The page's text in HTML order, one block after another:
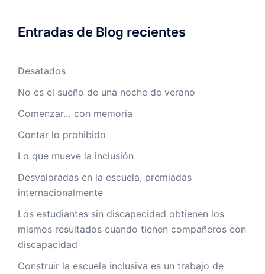
Entradas de Blog recientes
Desatados
No es el sueño de una noche de verano
Comenzar… con memoria
Contar lo prohibido
Lo que mueve la inclusión
Desvaloradas en la escuela, premiadas
internacionalmente
Los estudiantes sin discapacidad obtienen los
mismos resultados cuando tienen compañeros con
discapacidad
Construir la escuela inclusiva es un trabajo de